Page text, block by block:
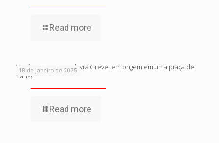
Read more
18 de janeiro de 2025
Você sabia que a palavra Greve tem origem em uma praça de
Paris?
Read more